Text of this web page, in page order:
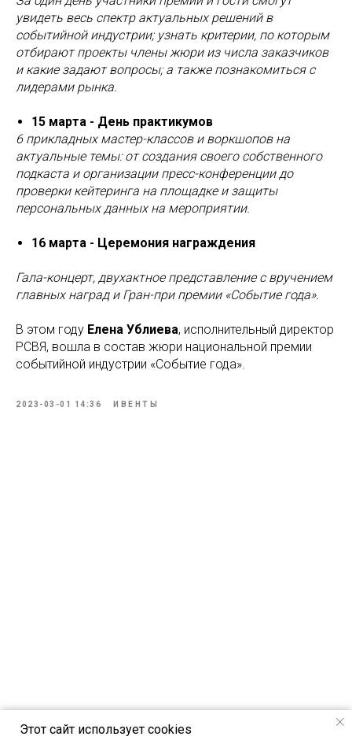
увидеть весь спектр актуальных решений в
событийной индустрии; узнать критерии, по которым
отбирают проекты члены жюри из числа заказчиков
и какие задают вопросы; а также познакомиться с
лидерами рынка.
15 марта - День практикумов
6 прикладных мастер-классов и воркшопов на
актуальные темы: от создания своего собственного
подкаста и организации пресс-конференции до
проверки кейтеринга на площадке и защиты
персональных данных на мероприятии.
16 марта - Церемония награждения
Гала-концерт, двухактное представление с вручением
главных наград и Гран-при премии «Событие года».
В этом году Елена Ублиева, исполнительный директор
РСВЯ, вошла в состав жюри национальной премии
событийной индустрии «Событие года».
2023-03-01 14:36 ИВЕНТЫ
Этот сайт использует cookies